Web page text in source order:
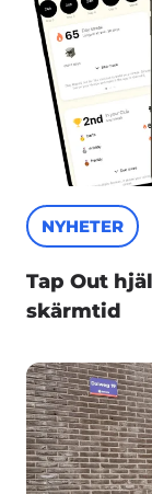
NYHETER
Tap Out
skärmtid